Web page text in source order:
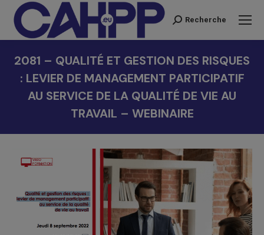
Recherche
Recherche
2081 – QUALITÉ ET GESTION DES RISQUES
: LEVIER DE MANAGEMENT PARTICIPATIF
AU SERVICE DE LA QUALITÉ DE VIE AU
TRAVAIL – WEBINAIRE